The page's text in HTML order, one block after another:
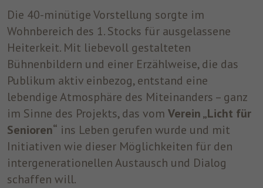
Die 40-minütige Vorstellung sorgte im
Wohnbereich des 1. Stocks für ausgelassene
Heiterkeit. Mit liebevoll gestalteten
Bühnenbildern und einer Erzählweise, die das
Publikum aktiv einbezog, entstand eine
lebendige Atmosphäre des Miteinanders – ganz
im Sinne des Projekts, das vom Verein „Licht für
Senioren“ ins Leben gerufen wurde und mit
Initiativen wie dieser Möglichkeiten für den
intergenerationellen Austausch und Dialog
schaffen will.
Name fr
Anbieter Facebook
Laufzeit 3 Monate
Zweck
Facebook setzt dieses Cookie, um den
Nutzern relevante Werbung zu zeigen,
indem es das Nutzerverhalten im gesamten
Web auf Websites verfolgt, die über das
Facebook-Pixel oder das Facebook Social